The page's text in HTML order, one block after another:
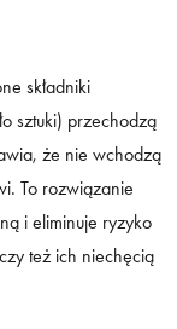
składniki
sztuki) przechodzą
że nie wchodzą
To rozwiązanie
i eliminuje ryzyko
też ich niechęcią